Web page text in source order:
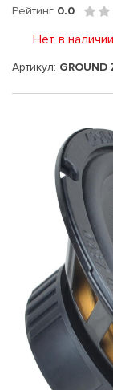
Рейтинг 0.0
Нет в наличии
Артикул: GROUND